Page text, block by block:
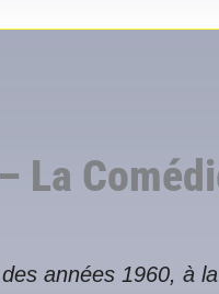
La
des années 1960, à